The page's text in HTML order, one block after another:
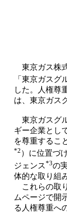
東京ガス株
「東京ガスグ
した。人権尊
は、東京ガス
東京ガスグ
ギー企業とし
を尊重するこ
*2 ）に位置づ
ジェンス*3の
体的な取り組
これらの取
ムページで開
る人権尊重へ